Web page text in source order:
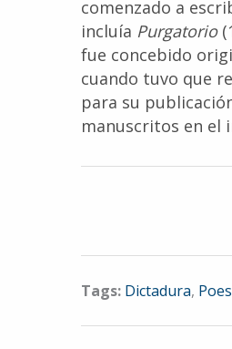
comenzado a
incluía Purgatorio
fue concebido
cuando tuvo que
para su
manuscritos en el
Tags: Dictadura,